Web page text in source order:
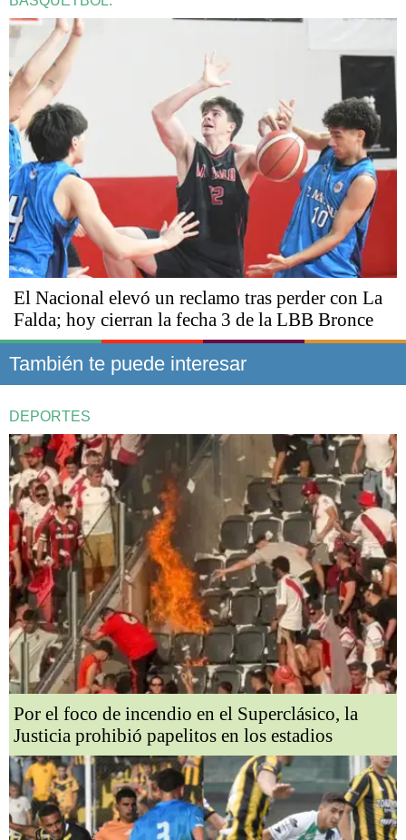
El Nacional elevó un reclamo tras perder con La
Falda; hoy cierran la fecha 3 de la LBB Bronce
También te puede interesar
DEPORTES
Por el foco de incendio en el Superclásico, la
Justicia prohibió papelitos en los estadios